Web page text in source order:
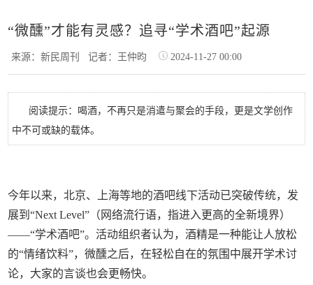
“微醺”才能有灵感？追寻“学术酒吧”起源
来源：新民周刊记者：王仲昀 2024-11-27 00:00
阅读提示：喝酒，不再只是消遣与聚会的手段，更是文学创作
中不可或缺的载体。
今年以来，北京、上海等地的酒吧线下活动已突破传统，发
展到“Next Level”（网络流行语，指进入更高的全新境界）
——“学术酒吧”。活动组织者认为，酒精是一种能让人放松
的“情绪饮料”，微醺之后，在轻松自在的氛围中展开学术讨
论，大家的言谈也会更畅快。